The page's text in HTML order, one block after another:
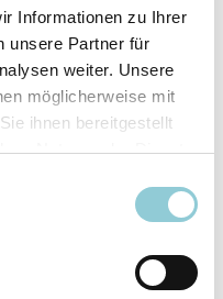
Informationen zu Ihrer
unsere Partner für
weiter. Unsere
möglicherweise mit
ihnen bereitgestellt
Nutzung der Dienste
N Line
sofort
SUV/​Geländewagen/​
Pickup
110 kW (150 PS)